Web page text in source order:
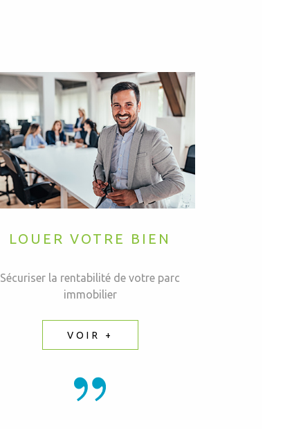
LOUER VOTRE BIEN
Sécuriser la rentabilité de votre parc
immobilier
VOIR +